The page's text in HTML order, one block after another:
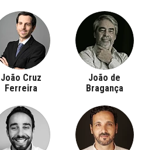
João Cruz
Ferreira
João de
Bragança